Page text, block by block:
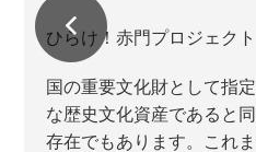
ひらけ！赤門プロジェクト
国の重要文化財として指
な歴史文化資産であると
存在でもあります。これ